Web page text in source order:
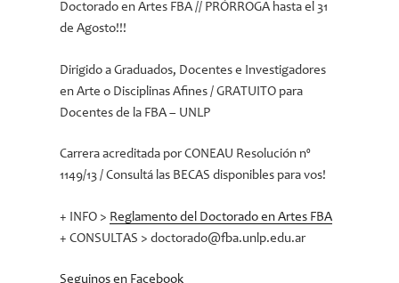
Doctorado en Artes FBA // PRÓRROGA hasta el 31
de Agosto!!!
Dirigido a Graduados, Docentes e Investigadores
en Arte o Disciplinas Afines / GRATUITO para
Docentes de la FBA – UNLP
Carrera acreditada por CONEAU Resolución nº
1149/13 / Consultá las BECAS disponibles para vos!
+ INFO > Reglamento del Doctorado en Artes FBA
+ CONSULTAS > doctorado@fba.unlp.edu.ar
Seguinos en Facebook